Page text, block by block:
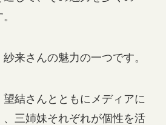
来さんの魅力の一つです。
結さんとともにメディアに
三姉妹それぞれが個性を活